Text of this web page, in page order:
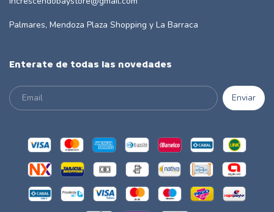
Palmares, Mendoza Plaza Shopping y La Barraca
Enterate de todas las novedades